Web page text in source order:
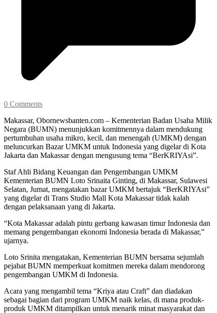
0 Comments
Makassar, Obornewsbanten.com – Kementerian Badan Usaha Milik
Negara (BUMN) menunjukkan komitmennya dalam mendukung
pertumbuhan usaha mikro, kecil, dan menengah (UMKM) dengan
meluncurkan Bazar UMKM untuk Indonesia yang digelar di Kota
Jakarta dan Makassar dengan mengusung tema “BerKRIYAsi”.
Staf Ahli Bidang Keuangan dan Pengembangan UMKM
Kementerian BUMN Loto Srinaita Ginting, di Makassar, Sulawesi
Selatan, Jumat, mengatakan bazar UMKM bertajuk “BerKRIYAsi”
yang digelar di Trans Studio Mall Kota Makassar tidak kalah
dengan pelaksanaan yang di Jakarta.
“Kota Makassar adalah pintu gerbang kawasan timur Indonesia dan
memang pengembangan ekonomi Indonesia berada di Makassar,”
ujarnya.
Loto Srinita mengatakan, Kementerian BUMN bersama sejumlah
pejabat BUMN memperkuat komitmen mereka dalam mendorong
pengembangan UMKM di Indonesia.
Acara yang mengambil tema “Kriya atau Craft” dan diadakan
sebagai bagian dari program UMKM naik kelas, di mana produk-
produk UMKM ditampilkan untuk menarik minat masyarakat dan